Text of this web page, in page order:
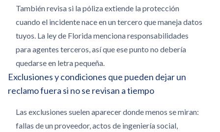
También revisa si la póliza extiende la protección
cuando el incidente nace en un tercero que maneja datos
tuyos. La ley de Florida menciona responsabilidades
para agentes terceros, así que ese punto no debería
quedarse en letra pequeña.
Exclusiones y condiciones que pueden dejar un
reclamo fuera si no se revisan a tiempo
Las exclusiones suelen aparecer donde menos se miran:
fallas de un proveedor, actos de ingeniería social,